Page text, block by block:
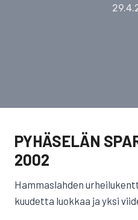
PYHÄSELÄN
2002
Hammaslahden
kuudetta luokkaa ja yksi